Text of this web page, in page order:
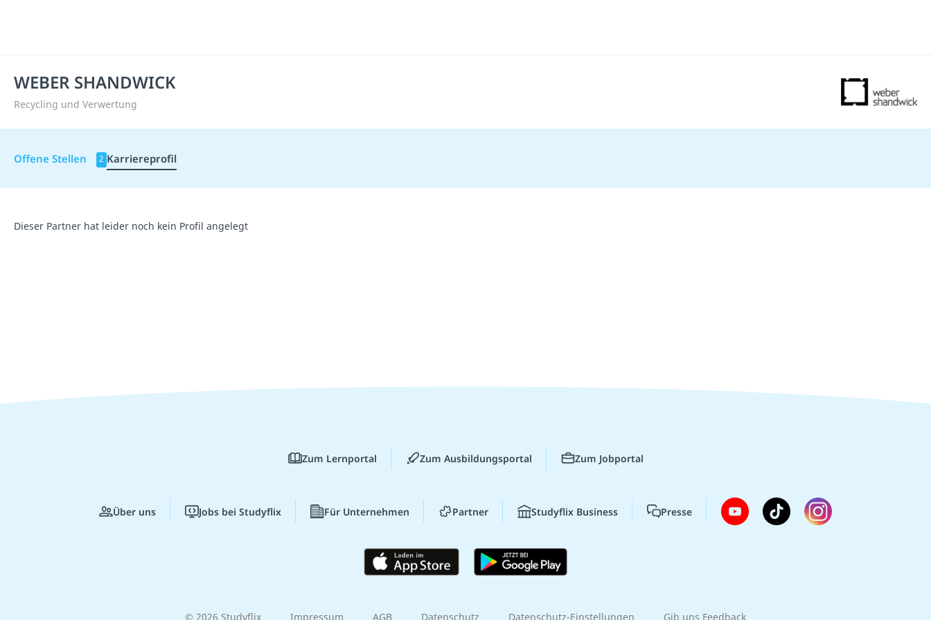
WEBER SHANDWICK
Recycling und Verwertung
Offene Stellen 2 Karriereprofil
Dieser Partner hat leider noch kein Profil angelegt
Zum Lernportal Zum Ausbildungsportal Zum Jobportal
Über uns Jobs bei Studyflix Für Unternehmen Partner Studyflix Business Presse
© 2026 Studyflix Impressum AGB Datenschutz Datenschutz-Einstellungen Gib uns Feedback